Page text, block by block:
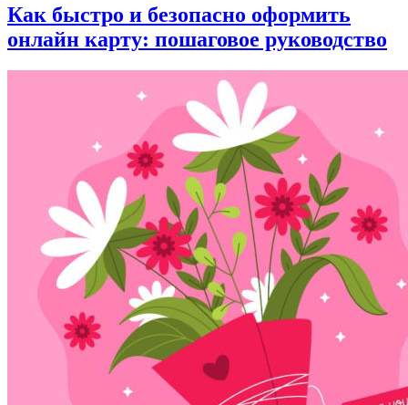
Как быстро и безопасно оформить
онлайн карту: пошаговое руководство